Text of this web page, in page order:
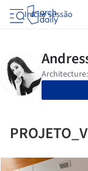
Iniciar sessão